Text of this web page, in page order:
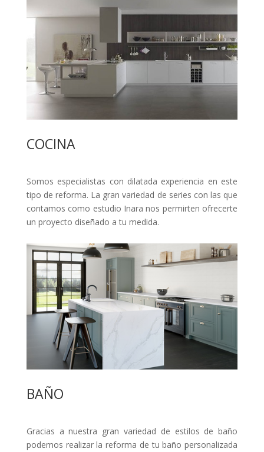
COCINA
Somos especialistas con dilatada experiencia en este
tipo de reforma. La gran variedad de series con las que
contamos como estudio Inara nos permirten ofrecerte
un proyecto diseñado a tu medida.
BAÑO
Gracias a nuestra gran variedad de estilos de baño
podemos realizar la reforma de tu baño personalizada